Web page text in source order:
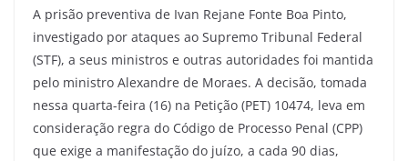
A prisão preventiva de Ivan Rejane Fonte Boa Pinto,
investigado por ataques ao Supremo Tribunal Federal
(STF), a seus ministros e outras autoridades foi mantida
pelo ministro Alexandre de Moraes. A decisão, tomada
nessa quarta-feira (16) na Petição (PET) 10474, leva em
consideração regra do Código de Processo Penal (CPP)
que exige a manifestação do juízo, a cada 90 dias,